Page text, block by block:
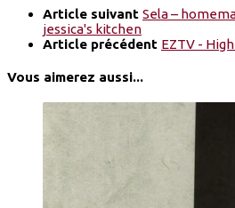
Article suivant Sela –
jessica's kitchen
Article précédent EZTV -
Vous aimerez aussi...